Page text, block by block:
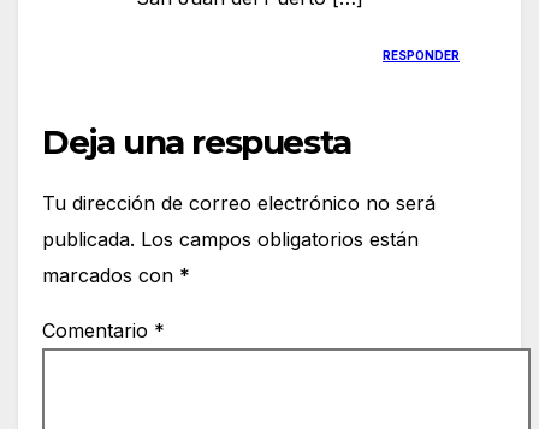
RESPONDER
Deja una respuesta
Tu dirección de correo electrónico no será
publicada. Los campos obligatorios están
marcados con *
Comentario *